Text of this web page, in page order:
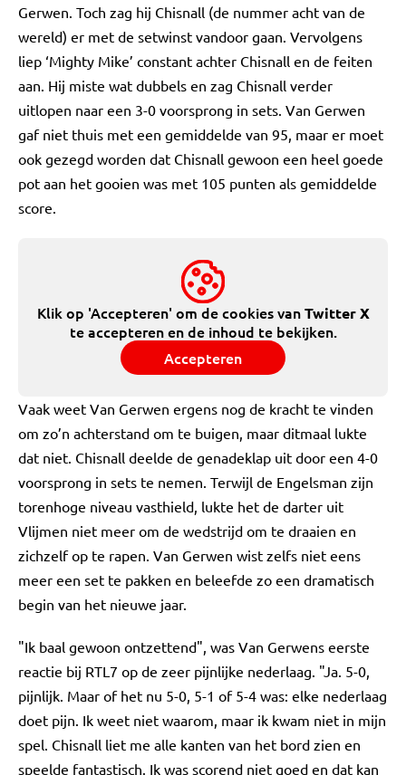
Gerwen. Toch zag hij Chisnall (de nummer acht van de
wereld) er met de setwinst vandoor gaan. Vervolgens
liep ‘Mighty Mike’ constant achter Chisnall en de feiten
aan. Hij miste wat dubbels en zag Chisnall verder
uitlopen naar een 3-0 voorsprong in sets. Van Gerwen
gaf niet thuis met een gemiddelde van 95, maar er moet
ook gezegd worden dat Chisnall gewoon een heel goede
pot aan het gooien was met 105 punten als gemiddelde
score.
Klik op 'Accepteren' om de cookies vanTwitter X
te accepteren en de inhoud te bekijken.
Accepteren
Vaak weet Van Gerwen ergens nog de kracht te vinden
om zo’n achterstand om te buigen, maar ditmaal lukte
dat niet. Chisnall deelde de genadeklap uit door een 4-0
voorsprong in sets te nemen. Terwijl de Engelsman zijn
torenhoge niveau vasthield, lukte het de darter uit
Vlijmen niet meer om de wedstrijd om te draaien en
zichzelf op te rapen. Van Gerwen wist zelfs niet eens
meer een set te pakken en beleefde zo een dramatisch
begin van het nieuwe jaar.
"Ik baal gewoon ontzettend", was Van Gerwens eerste
reactie bij RTL7 op de zeer pijnlijke nederlaag. "Ja. 5-0,
pijnlijk. Maar of het nu 5-0, 5-1 of 5-4 was: elke nederlaag
doet pijn. Ik weet niet waarom, maar ik kwam niet in mijn
spel. Chisnall liet me alle kanten van het bord zien en
speelde fantastisch. Ik was scorend niet goed en dat kan